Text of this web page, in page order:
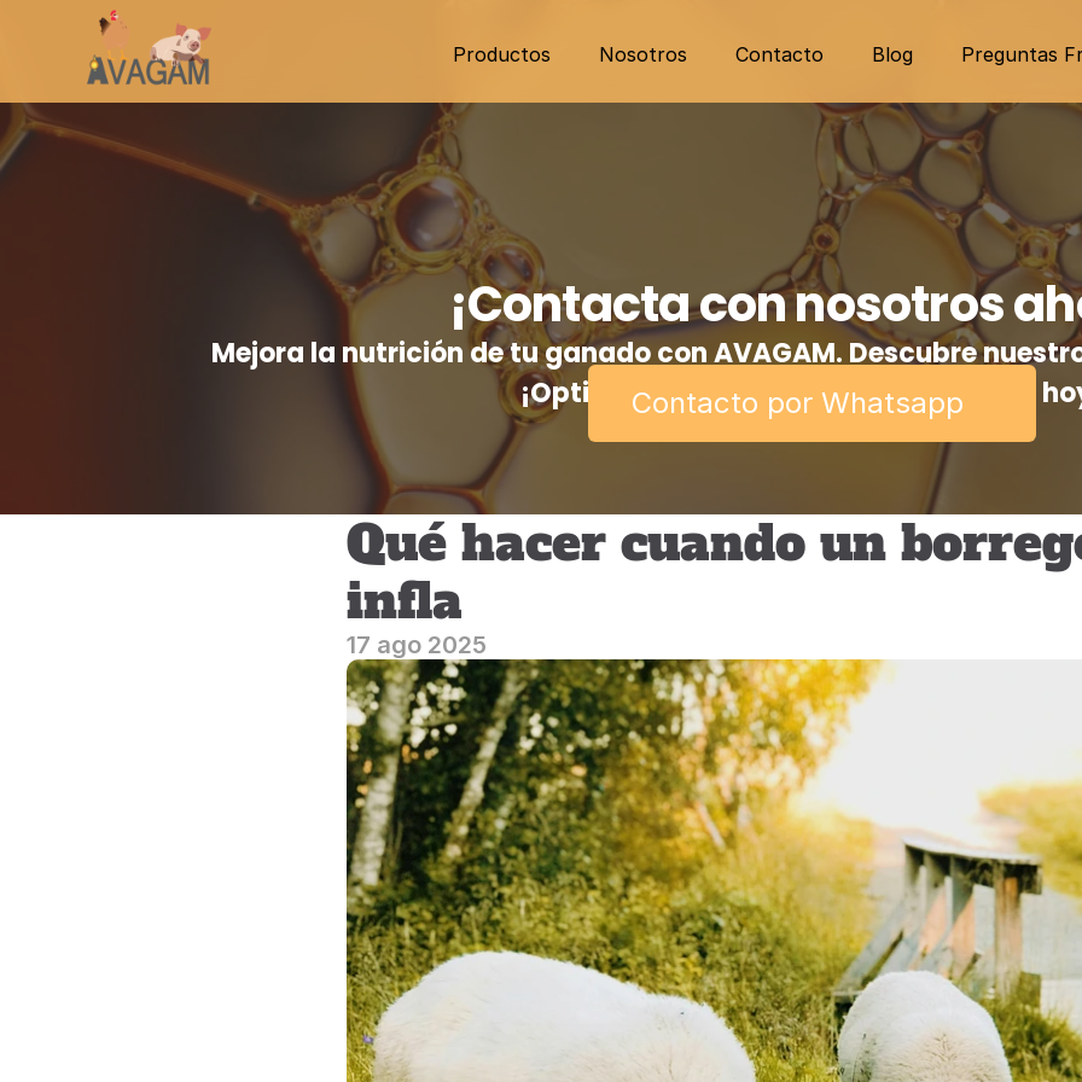
¡Contacta con nosotros
Mejora la nutrición de tu ganado con AVAGAM. Descubre
¡Optimiza la producción de tu ganado
Contacto por Whatsapp
Qué hacer cuando un
infla
17 ago 2025
Productos Nosotros Contacto Blog Preguntas